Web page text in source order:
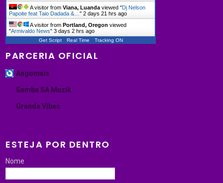
A visitor fromViana, Luanda viewed "Dj Nelson
Papoite feat Taio Dadada &…"2 days 21 hrs ago
A visitor fromPortland, Oregon viewed
"Armivaldo News"3 days 2 hrs ago
Get Script Real Time Tracking ON
PARCERIA OFICIAL
Angomais
Samba SA Muzik
Granda Vibes
ESTEJA POR DENTRO
Nome